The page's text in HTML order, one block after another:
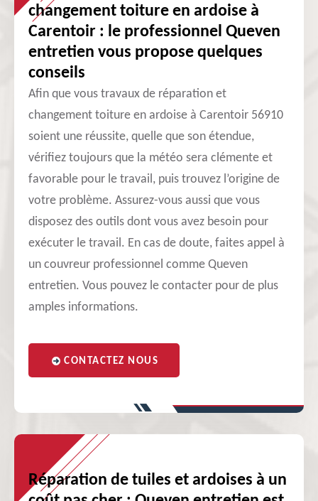
changement toiture en ardoise à
Carentoir : le professionnel Queven
entretien vous propose quelques
conseils
Afin que vous travaux de réparation et
changement toiture en ardoise à Carentoir 56910
soient une réussite, quelle que son étendue,
vérifiez toujours que la météo sera clémente et
favorable pour le travail, puis trouvez l’origine de
votre problème. Assurez-vous aussi que vous
disposez des outils dont vous avez besoin pour
exécuter le travail. En cas de doute, faites appel à
un couvreur professionnel comme Queven
entretien. Vous pouvez le contacter pour de plus
amples informations.
CONTACTEZ NOUS
Réparation de tuiles et ardoises à un